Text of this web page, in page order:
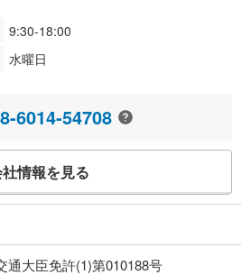
9:30-18:00
水曜日
6014-54708
情報を見る
通大臣免許(1)第010188号